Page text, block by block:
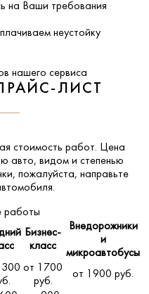
на Ваши требования
неустойку
нашего сервиса
ЛИСТ
стоимость работ. Цена
авто, видом и степенью
пожалуйста, направьте
.
работы
Бизнес-
класс
Внедорожники
и
микроавтобусы
от 1700
руб.
от 1900 руб.